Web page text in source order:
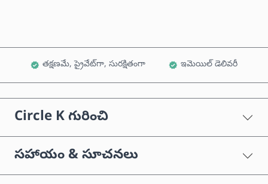
తక్షణమే, ప్రైవేట్‌గా, సురక్షితంగా ఇమెయిల్ డెలివరీ
Circle K గురించి
సహాయం & సూచనలు